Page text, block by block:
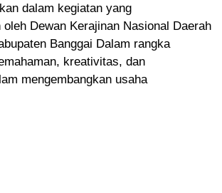
dalam kegiatan yang
Dewan Kerajinan Nasional Daerah
Banggai Dalam rangka
kreativitas, dan
mengembangkan usaha